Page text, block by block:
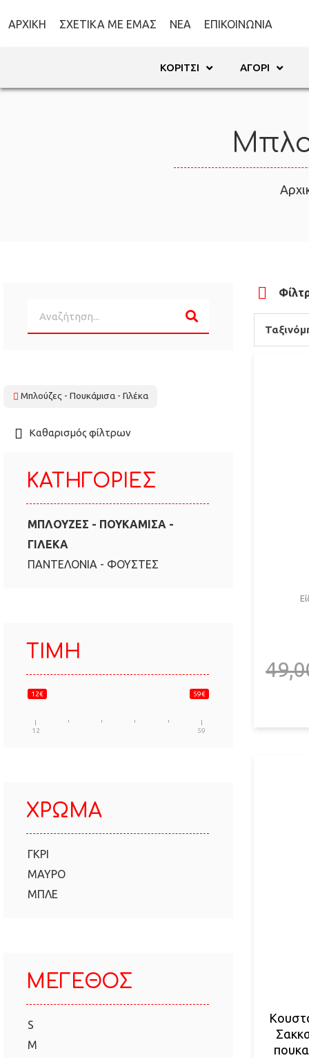
ΑΡΧΙΚΉ ΣΧΕΤΙΚΆ ΜΕ ΕΜΆΣ ΝΈΑ ΕΠΙΚΟΙΝΩΝΊΑ
ΚΟΡΊΤΣΙ ΑΓΌΡΙ
Μπλούζες - Πουκάμισα - Γιλέκα
Καθαρισμός φίλτρων
ΚΑΤΗΓΟΡΊΕΣ
ΜΠΛΟΎΖΕΣ - ΠΟΥΚΆΜΙΣΑ -
ΓΙΛΈΚΑ
ΠΑΝΤΕΛΌΝΙΑ - ΦΟΎΣΤΕΣ
ΤΙΜΉ
12€ 59€
12 59
ΧΡΏΜΑ
ΓΚΡΙ
ΜΑΎΡΟ
ΜΠΛΕ
ΜΈΓΕΘΟΣ
S
M